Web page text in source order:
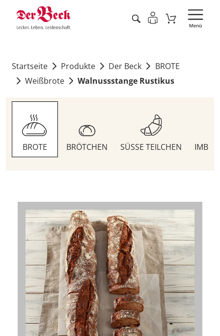
Startseite Produkte Der Beck
BROTE
Weißbrote
Walnussstange Rustikus
BROTE BRÖTCHEN SÜSSE TEILCHEN